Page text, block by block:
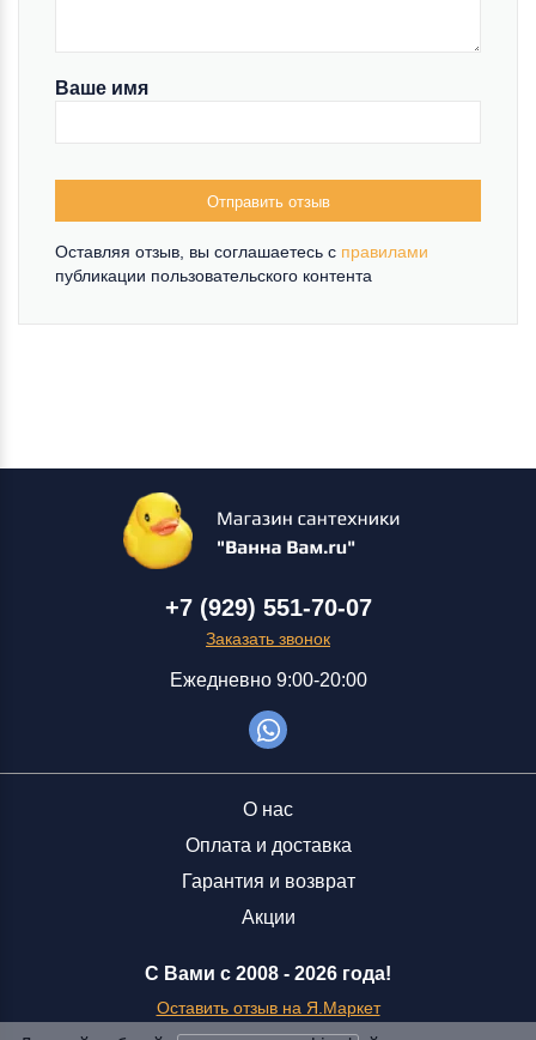
Ваше имя
Отправить отзыв
Оставляя отзыв, вы соглашаетесь c правилами
публикации пользовательского контента
+7 (929) 551-70-07
Заказать звонок
Ежедневно 9:00-20:00
С Вами с 2008 - 2026 года!
Оставить отзыв на Я.Маркет
О нас
Оплата и доставка
Гарантия и возврат
Акции